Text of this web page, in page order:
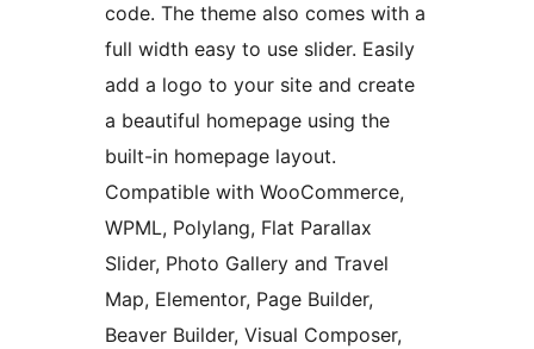
code. The theme also comes with a
full width easy to use slider. Easily
add a logo to your site and create
a beautiful homepage using the
built-in homepage layout.
Compatible with WooCommerce,
WPML, Polylang, Flat Parallax
Slider, Photo Gallery and Travel
Map, Elementor, Page Builder,
Beaver Builder, Visual Composer,